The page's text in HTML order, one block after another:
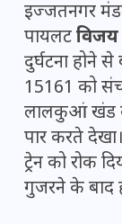
इज्जतनगर
पायलटविजय
दुर्घटना होने
15161 को
लालकुआं खंड के
पार करते
ट्रेन को रोक
गुजरने के बाद